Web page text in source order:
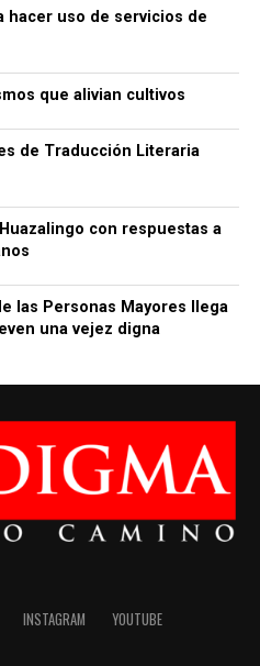
hacer uso de servicios de
que alivian cultivos
de Traducción Literaria
con respuestas a
las Personas Mayores llega
una vejez digna
INSTAGRAM YOUTUBE